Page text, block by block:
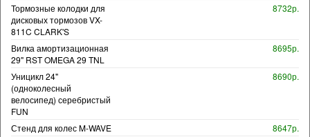
Тормозные колодки для
дисковых тормозов VX-
811C CLARK'S
8732р.
Вилка амортизационная
29" RST OMEGA 29 TNL
8695р.
Уницикл 24"
(одноколесный
велосипед) серебристый
FUN
8690р.
Стенд для колес M-WAVE
8647р.